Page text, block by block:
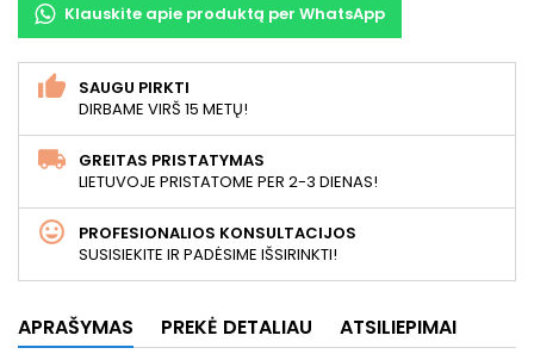
Klauskite apie produktą per WhatsApp
SAUGU PIRKTI
DIRBAME VIRŠ 15 METŲ!
GREITAS PRISTATYMAS
LIETUVOJE PRISTATOME PER 2-3 DIENAS!
PROFESIONALIOS KONSULTACIJOS
SUSISIEKITE IR PADĖSIME IŠSIRINKTI!
APRAŠYMAS PREKĖ DETALIAU ATSILIEPIMAI